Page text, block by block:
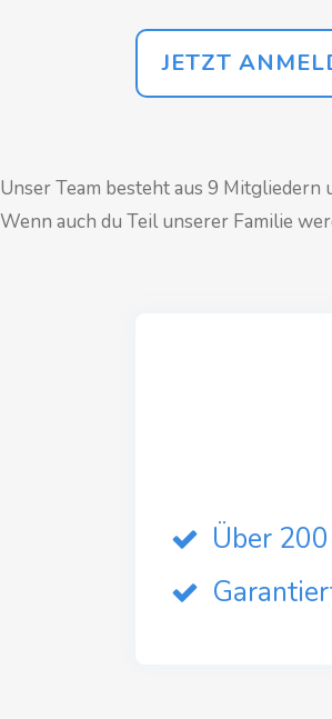
JETZT
Unser Team besteht aus 9
Wenn auch du Teil unserer Familie
Über